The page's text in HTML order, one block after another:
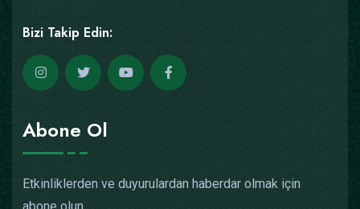
Bizi Takip Edin:
Abone Ol
Etkinliklerden ve duyurulardan haberdar olmak için